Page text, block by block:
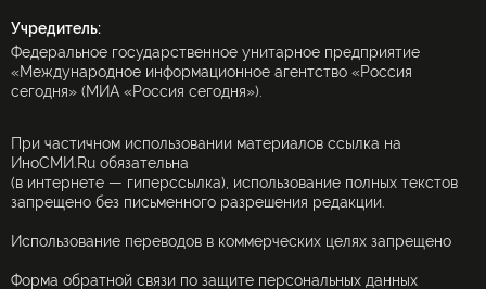
Учредитель:
Федеральное государственное унитарное предприятие
«Международное информационное агентство «Россия
сегодня» (МИА «Россия сегодня»).
При частичном использовании материалов ссылка на
ИноСМИ.Ru обязательна
(в интернете — гиперссылка), использование полных текстов
запрещено без письменного разрешения редакции.
Использование переводов в коммерческих целях запрещено
Форма обратной связи по защите персональных данных